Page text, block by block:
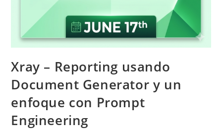
Xray – Reporting usando
Document Generator y un
enfoque con Prompt
Engineering